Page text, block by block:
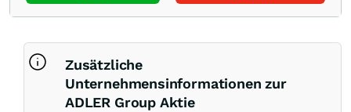
Zusätzliche
Unternehmensinformationen zur
ADLER Group Aktie